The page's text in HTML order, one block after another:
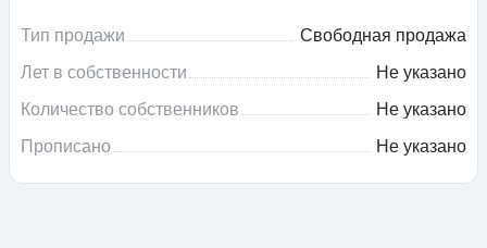
Тип продажи
Свободная продажа
Лет в собственности
Не указано
Количество собственников
Не указано
Прописано
Не указано